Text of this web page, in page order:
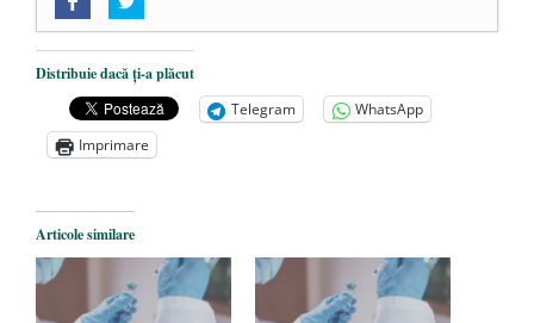
„Acum nu e momentul”
O nouă autostradă distruge pădurea
amazoniană, pentru summitul climatic
COP30 - 14 martie 2025
Alegeri controlate
Distribuie dacă ți-a plăcut
Telegram
WhatsApp
Imprimare
Articole similare